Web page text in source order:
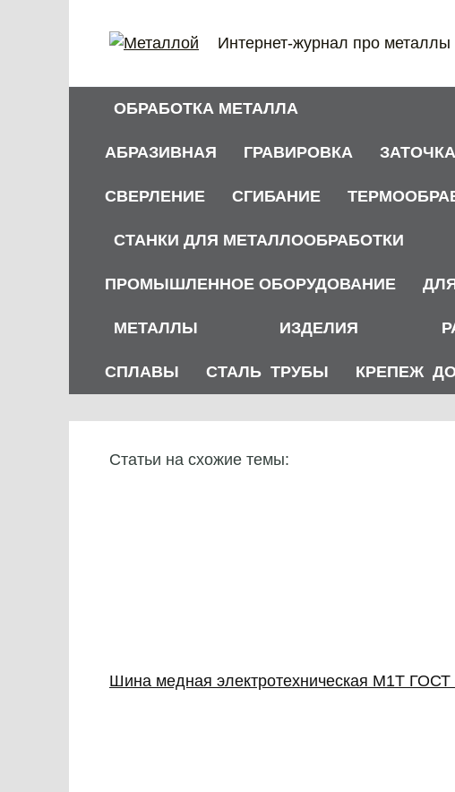
Интернет-журнал про
ОБРАБОТКА МЕТАЛЛА
АБРАЗИВНАЯ ГРАВИРОВКА ЗАТОЧКА
СВЕРЛЕНИЕ СГИБАНИЕ
СТАНКИ ДЛЯ МЕТАЛЛООБРАБОТКИ
ПРОМЫШЛЕННОЕ ОБОРУДОВАНИЕ
МЕТАЛЛЫ
СПЛАВЫ СТАЛЬ
ИЗДЕЛИЯ
ТРУБЫ КРЕПЕЖ
Статьи на схожие темы:
Шина медная электротехническая М1Т